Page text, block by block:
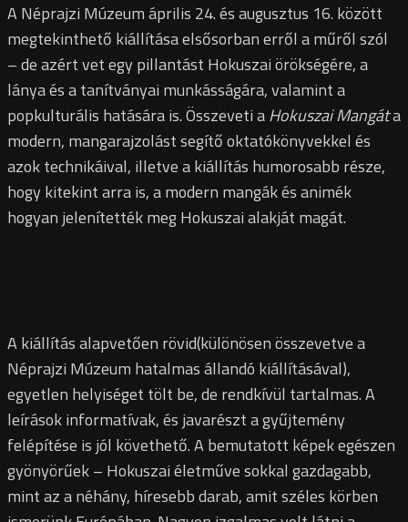
A Néprajzi Múzeum április 24. és augusztus 16. között
megtekinthető kiállítása elsősorban erről a műről szól
– de azért vet egy pillantást Hokuszai örökségére, a
lánya és a tanítványai munkásságára, valamint a
popkulturális hatására is. Összeveti aHokuszai Mangáta
modern, mangarajzolást segítő oktatókönyvekkel és
azok technikáival, illetve a kiállítás humorosabb része,
hogy kitekint arra is, a modern mangák és animék
hogyan jelenítették meg Hokuszai alakját magát.
A kiállítás alapvetően rövid(különösen összevetve a
Néprajzi Múzeum hatalmas állandó kiállításával),
egyetlen helyiséget tölt be, de rendkívül tartalmas. A
leírások informatívak, és javarészt a gyűjtemény
felépítése is jól követhető. A bemutatott képek egészen
gyönyörűek – Hokuszai életműve sokkal gazdagabb,
mint az a néhány, híresebb darab, amit széles körben